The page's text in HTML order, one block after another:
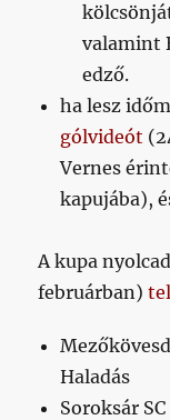
valamint
edző.
ha lesz
gólvideót
Vernes
kapujába),
A kupa
februárban)
Haladás
Soroksár